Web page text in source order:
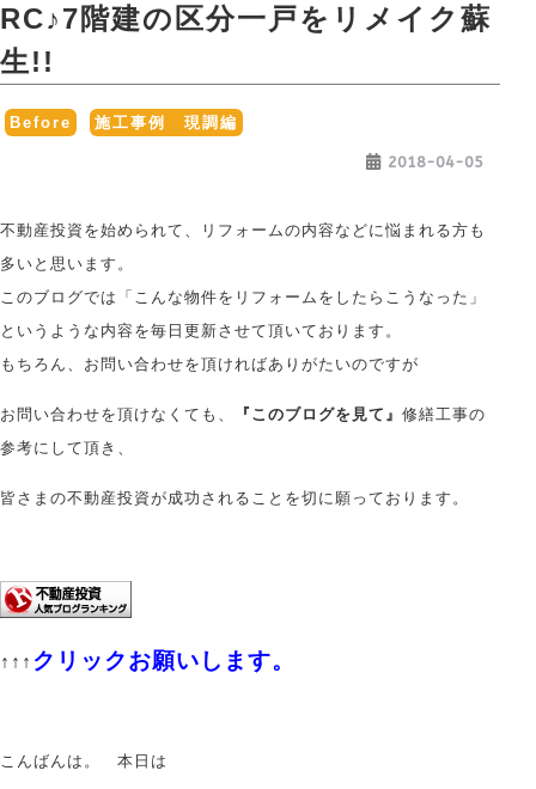
RC♪7階建の区分一戸をリメイク蘇
生!!
Before 施工事例 現調編
2018-04-05
不動産投資を始められて、リフォームの内容などに悩まれる方も
多いと思います。
このブログでは「こんな物件をリフォームをしたらこうなった」
というような内容を毎日更新させて頂いております。
もちろん、お問い合わせを頂ければありがたいのですが
お問い合わせを頂けなくても、 『このブログを見て』 修繕工事の
参考にして頂き、
皆さまの不動産投資が成功されることを切に願っております。
↑↑↑ クリックお願いします。
こんばんは。 本日は